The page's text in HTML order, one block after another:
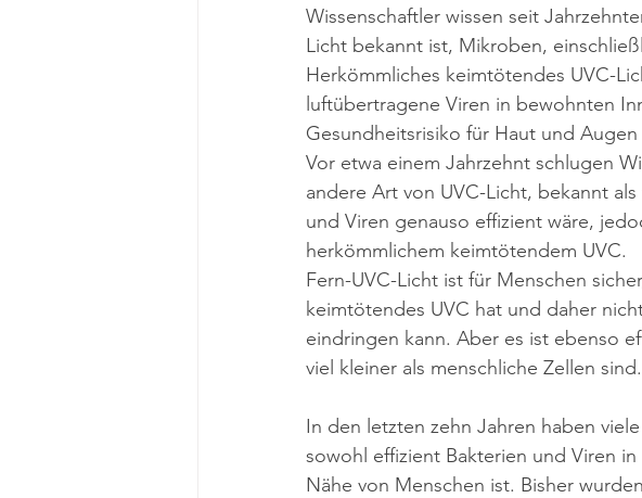
Wissenschaftler wissen seit
Licht bekannt ist, Mikroben,
Herkömmliches keimtötendes UVC-
luftübertragene Viren in bewohnten
Gesundheitsrisiko für Haut und
Vor etwa einem Jahrzehnt schlugen
andere Art von UVC-Licht, bekannt
und Viren genauso effizient wäre,
herkömmlichem keimtötendem UVC.
Fern-UVC-Licht ist für Menschen
keimtötendes UVC hat und daher
eindringen kann. Aber es ist ebenso
viel kleiner als menschliche Zellen sind.
In den letzten zehn Jahren haben
sowohl effizient Bakterien und Viren
Nähe von Menschen ist. Bisher